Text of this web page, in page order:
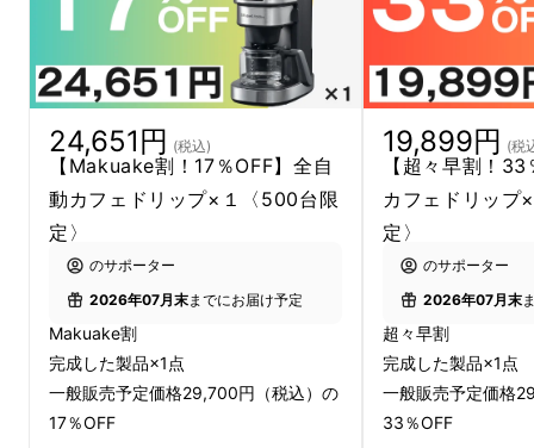
24,651円 (税込)
【Makuake割！17％OFF】全自
動カフェドリップ×１〈500台限
定〉
のサポーター
2026年07月末までにお届け予定
Makuake割
完成した製品×1点
一般販売予定価格29,700円（税込）の
17％OFF
19,899円 (税
【超々早割！
カフェドリップ
定〉
のサポーター
2026年07月末
超々早割
完成した製品×1点
一般販売予定価格
33％OFF